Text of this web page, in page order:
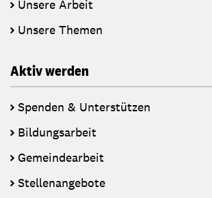
Unsere Arbeit
Unsere Themen
Aktiv werden
Spenden & Unterstützen
Bildungsarbeit
Gemeindearbeit
Stellenangebote